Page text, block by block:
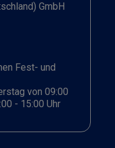
GmbH
Fest- und
von 09:00
- 15:00 Uhr